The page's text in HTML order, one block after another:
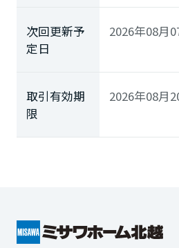
次回更新予
定日
2026年08月
取引有効期
限
2026年08月